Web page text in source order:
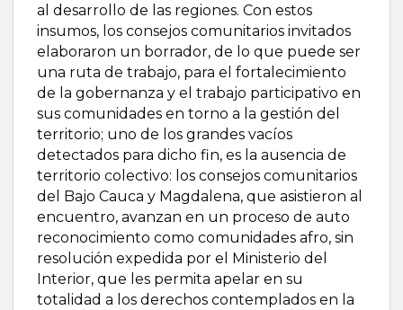
al desarrollo de las regiones. Con estos
insumos, los consejos comunitarios invitados
elaboraron un borrador, de lo que puede ser
una ruta de trabajo, para el fortalecimiento
de la gobernanza y el trabajo participativo en
sus comunidades en torno a la gestión del
territorio; uno de los grandes vacíos
detectados para dicho fin, es la ausencia de
territorio colectivo: los consejos comunitarios
del Bajo Cauca y Magdalena, que asistieron al
encuentro, avanzan en un proceso de auto
reconocimiento como comunidades afro, sin
resolución expedida por el Ministerio del
Interior, que les permita apelar en su
totalidad a los derechos contemplados en la